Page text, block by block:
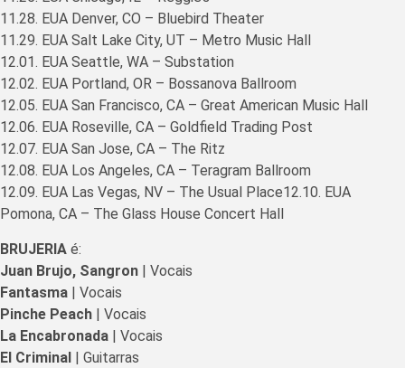
11.28. EUA Denver, CO – Bluebird Theater
11.29. EUA Salt Lake City, UT – Metro Music Hall
12.01. EUA Seattle, WA – Substation
12.02. EUA Portland, OR – Bossanova Ballroom
12.05. EUA San Francisco, CA – Great American Music Hall
12.06. EUA Roseville, CA – Goldfield Trading Post
12.07. EUA San Jose, CA – The Ritz
12.08. EUA Los Angeles, CA – Teragram Ballroom
12.09. EUA Las Vegas, NV – The Usual Place12.10. EUA
Pomona, CA – The Glass House Concert Hall
BRUJERIA é:
Juan Brujo, Sangron | Vocais
Fantasma | Vocais
Pinche Peach | Vocais
La Encabronada | Vocais
El Criminal | Guitarras